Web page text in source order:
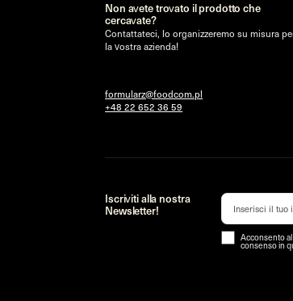
Non avete trovato il prodotto che
cercavate?
Contattateci, lo organizzeremo su misura
la vostra azienda!
formularz@foodcom.pl
+48 22 652 36 59
Iscriviti alla nostra
Newsletter!
Acconsento
consenso in